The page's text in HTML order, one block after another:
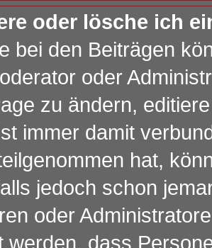
oder lösche ich
bei den Beiträgen
oder
zu ändern,
immer damit
hat,
jedoch schon
oder
werden, dass